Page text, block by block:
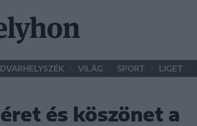
• VILÁG • SPORT • LIGET •
és köszönet a